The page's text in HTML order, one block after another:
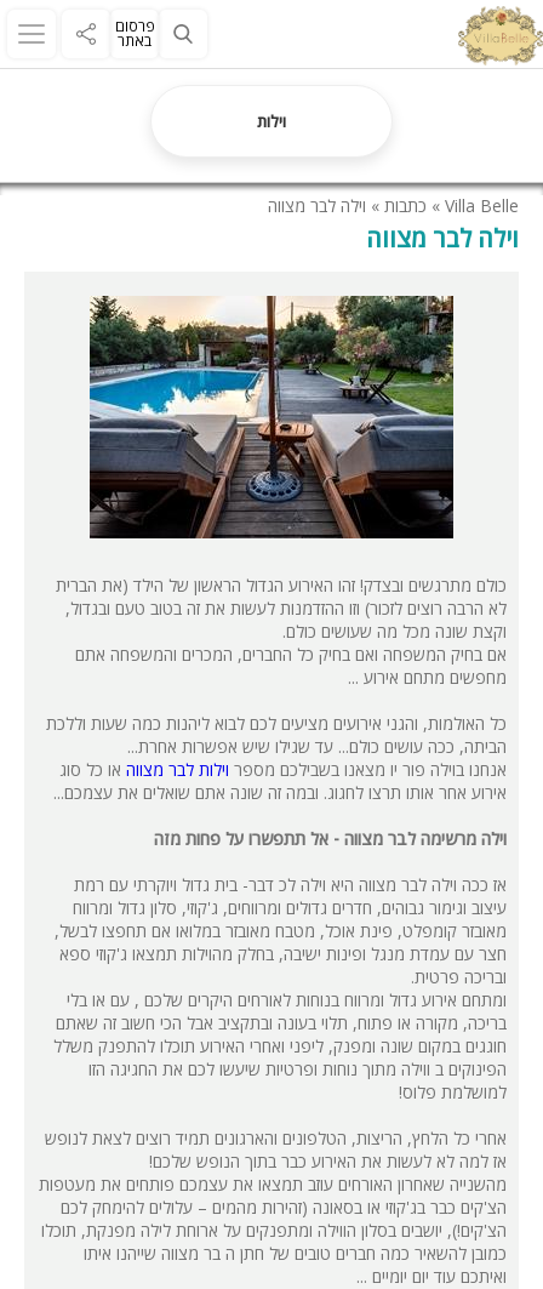
פרסום
באתר
וילות
Villa Belle
» כתבות » וילה לבר מצווה
וילה לבר מצווה
כולם מתרגשים ובצדק! זהו האירוע הגדול הראשון של הילד (את הברית
לא הרבה רוצים לזכור) וזו ההזדמנות לעשות את זה בטוב טעם ובגדול,
וקצת שונה מכל מה שעושים כולם.
אם בחיק המשפחה ואם בחיק כל החברים, המכרים והמשפחה אתם
מחפשים מתחם אירוע ...
כל האולמות, והגני אירועים מציעים לכם לבוא ליהנות כמה שעות וללכת
הביתה, ככה עושים כולם... עד שגילו שיש אפשרות אחרת...
אנחנו בוילה פור יו מצאנו בשבילכם מספר וילות לבר מצווה או כל סוג
אירוע אחר אותו תרצו לחגוג. ובמה זה שונה אתם שואלים את עצמכם...
וילה מרשימה לבר מצווה - אל תתפשרו על פחות מזה
אז ככה וילה לבר מצווה היא וילה לכ דבר- בית גדול ויוקרתי עם רמת
עיצוב וגימור גבוהים, חדרים גדולים ומרווחים, ג'קוזי, סלון גדול ומרווח
מאובזר קומפלט, פינת אוכל, מטבח מאובזר במלואו אם תחפצו לבשל,
חצר עם עמדת מנגל ופינות ישיבה, בחלק מהוילות תמצאו ג'קוזי ספא
ובריכה פרטית.
ומתחם אירוע גדול ומרווח בנוחות לאורחים היקרים שלכם , עם או בלי
בריכה, מקורה או פתוח, תלוי בעונה ובתקציב אבל הכי חשוב זה שאתם
חוגגים במקום שונה ומפנק, ליפני ואחרי האירוע תוכלו להתפנק משלל
הפינוקים ב ווילה מתוך נוחות ופרטיות שיעשו לכם את החגיגה הזו
למושלמת פלוס!
אחרי כל הלחץ, הריצות, הטלפונים והארגונים תמיד רוצים לצאת לנופש
אז למה לא לעשות את האירוע כבר בתוך הנופש שלכם!
מהשנייה שאחרון האורחים עוזב תמצאו את עצמכם פותחים את מעטפות
הצ'קים כבר בג'קוזי או בסאונה (זהירות מהמים – עלולים להימחק לכם
הצ'קים!), יושבים בסלון הווילה ומתפנקים על ארוחת לילה מפנקת, תוכלו
כמובן להשאיר כמה חברים טובים של חתן ה בר מצווה שייהנו איתו
ואיתכם עוד יום יומיים ...